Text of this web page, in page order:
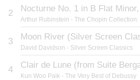
2 Nocturne No. 1 in B Flat
Arthur Rubinstein - The Chopin Collection:
3
David Davidson - Silver Screen Classics
4 Clair de Lune (from Suite
Kun Woo Paik - The Very Best of Debussy